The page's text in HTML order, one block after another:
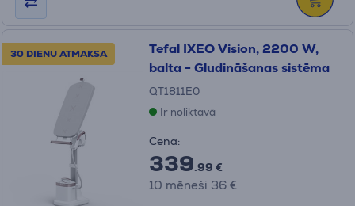
30 DIENU ATMAKSA
Tefal IXEO Vision, 2200 W,
balta - Gludināšanas sistēma
QT1811E0
Ir noliktavā
Cena:
339.99 €
10 mēneši 36 €